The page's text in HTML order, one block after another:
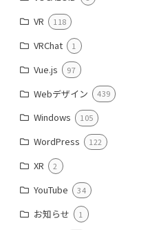
VR 118
VRChat 1
Vue.js 97
Webデザイン 439
Windows 105
WordPress 122
XR 2
YouTube 34
お知らせ 1